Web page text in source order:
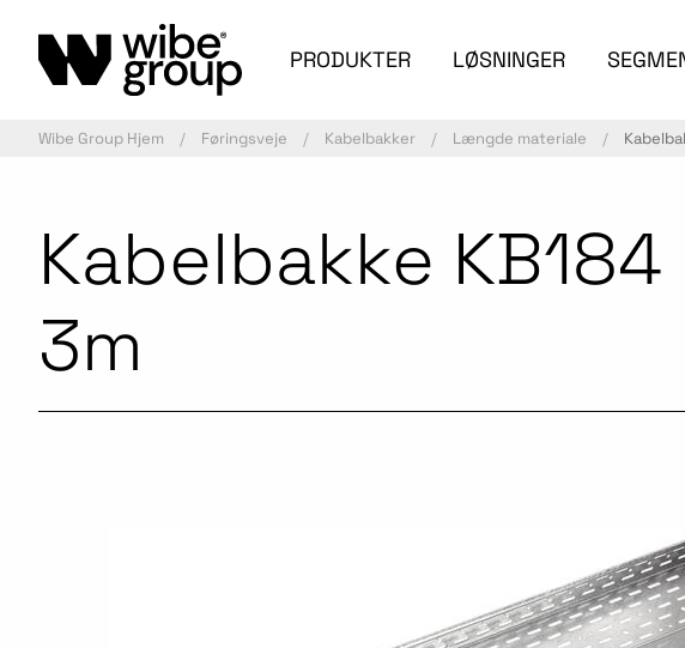
PRODUKTER LØSNINGER
Wibe Group Hjem Føringsveje Kabelbakker Længde materiale
Kabelbakke
3m